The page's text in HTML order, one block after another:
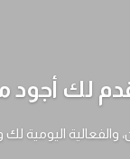
لك أجود
والفعالية اليومية